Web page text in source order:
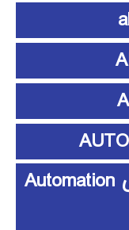
آموزش اتوماسیون صنعتی Automation